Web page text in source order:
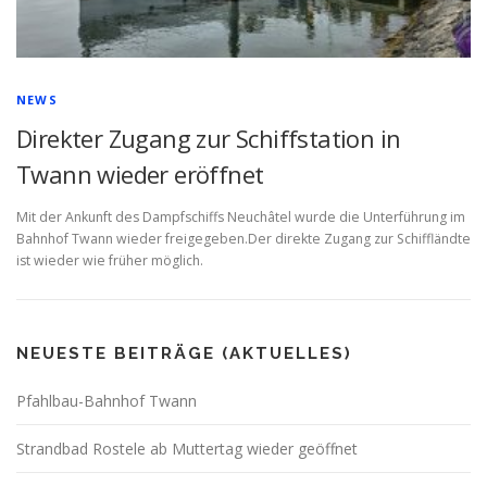
NEWS
Direkter Zugang zur Schiffstation in
Twann wieder eröffnet
Mit der Ankunft des Dampfschiffs Neuchâtel wurde die Unterführung im
Bahnhof Twann wieder freigegeben.Der direkte Zugang zur Schiffländte
ist wieder wie früher möglich.
NEUESTE BEITRÄGE (AKTUELLES)
Pfahlbau-Bahnhof Twann
Strandbad Rostele ab Muttertag wieder geöffnet